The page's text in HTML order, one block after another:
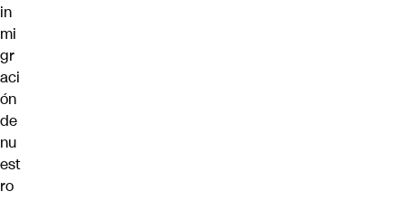
in
mi
gr
aci
ón
de
nu
est
ro